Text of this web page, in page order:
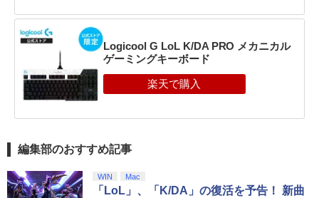
Logicool G LoL K/DA PRO メカニカル
ゲーミングキーボード
編集部のおすすめ記事
WIN Mac
「LoL」、「K/DA」の復活を予告！ 新曲